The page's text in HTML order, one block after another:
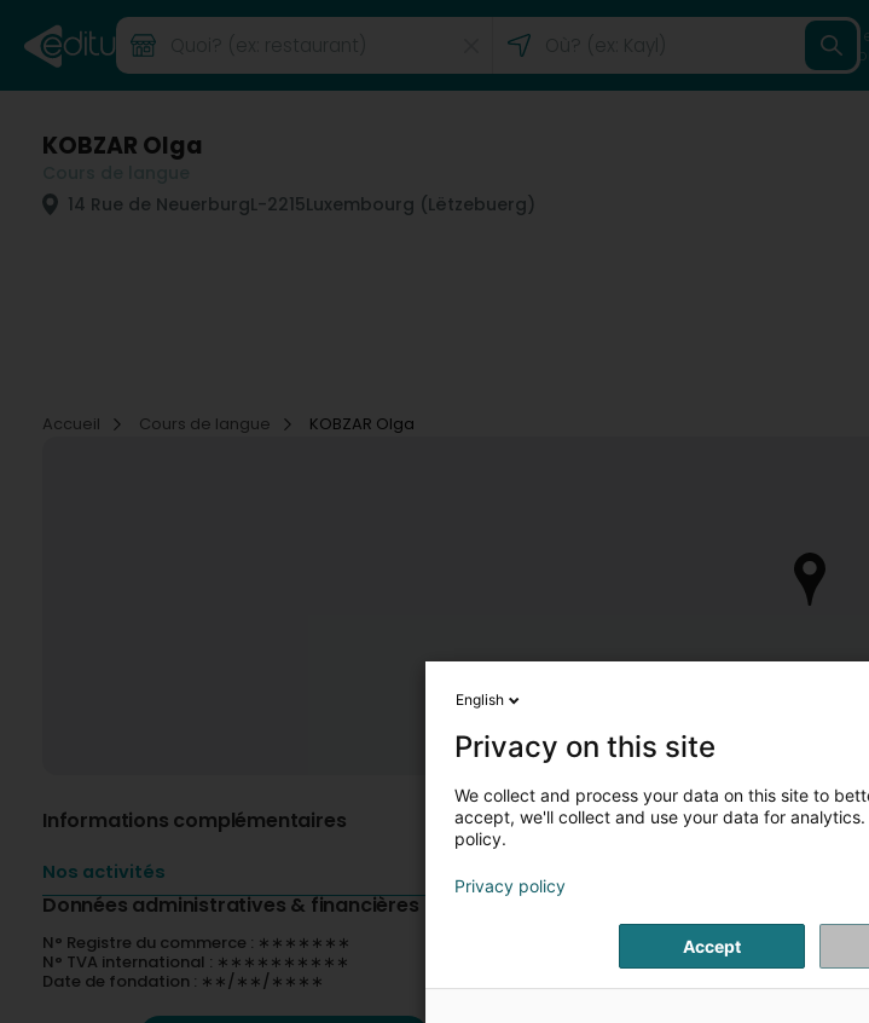
KOBZAR Olga
14 Rue de NeuerburgL-2215Luxembourg (Lëtzebuerg)
Accueil
Cours de langue KOBZAR Olga
Informations complémentaires
Nos activités
Données administratives & financières
N° Registre du commerce : ∗∗∗∗∗∗∗
N° TVA international : ∗∗∗∗∗∗∗∗∗∗
Date de fondation : ∗∗/∗∗/∗∗∗∗
English
Privacy on this site
We collect and process your data on this site to
accept, we'll collect and use your data for
policy.
Privacy policy
Accept